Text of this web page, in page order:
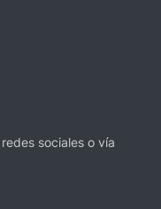
sociales o vía